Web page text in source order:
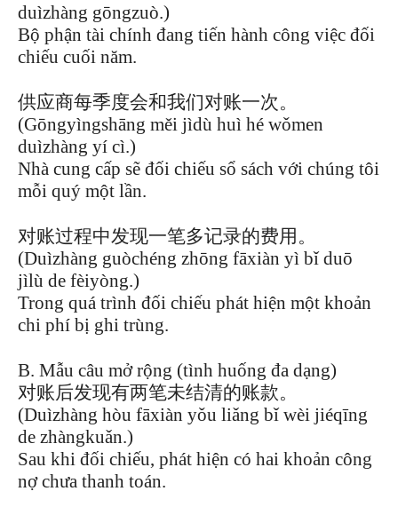
duìzhàng gōngzuò.)
Bộ phận tài chính đang tiến hành công việc đối
chiếu cuối năm.
供应商每季度会和我们对账一次。
(Gōngyìngshāng měi jìdù huì hé wǒmen
duìzhàng yí cì.)
Nhà cung cấp sẽ đối chiếu sổ sách với chúng tôi
mỗi quý một lần.
对账过程中发现一笔多记录的费用。
(Duìzhàng guòchéng zhōng fāxiàn yì bǐ duō
jìlù de fèiyòng.)
Trong quá trình đối chiếu phát hiện một khoản
chi phí bị ghi trùng.
B. Mẫu câu mở rộng (tình huống đa dạng)
对账后发现有两笔未结清的账款。
(Duìzhàng hòu fāxiàn yǒu liǎng bǐ wèi jiéqīng
de zhàngkuǎn.)
Sau khi đối chiếu, phát hiện có hai khoản công
nợ chưa thanh toán.